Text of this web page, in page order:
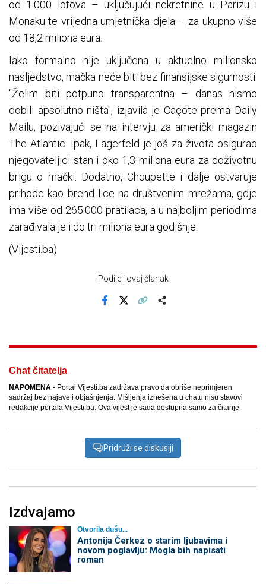
od 1.000 lotova – uključujući nekretnine u Parizu i
Monaku te vrijedna umjetnička djela – za ukupno više
od 18,2 miliona eura.
Iako formalno nije uključena u aktuelno milionsko
nasljedstvo, mačka neće biti bez finansijske sigurnosti.
"Želim biti potpuno transparentna – danas nismo
dobili apsolutno ništa", izjavila je Caçote prema Daily
Mailu, pozivajući se na intervju za američki magazin
The Atlantic. Ipak, Lagerfeld je još za života osigurao
njegovateljici stan i oko 1,3 miliona eura za doživotnu
brigu o mački. Dodatno, Choupette i dalje ostvaruje
prihode kao brend lice na društvenim mrežama, gdje
ima više od 265.000 pratilaca, a u najboljim periodima
zarađivala je i do tri miliona eura godišnje.
(Vijesti.ba)
Podijeli ovaj članak
Chat čitatelja
NAPOMENA - Portal Vijesti.ba zadržava pravo da obriše neprimjeren
sadržaj bez najave i objašnjenja. Mišljenja iznešena u chatu nisu stavovi
redakcije portala Vijesti.ba. Ova vijest je sada dostupna samo za čitanje.
Pridruži se diskusiji
Izdvajamo
Otvorila dušu...
Antonija Čerkez o starim ljubavima i
novom poglavlju: Mogla bih napisati
roman